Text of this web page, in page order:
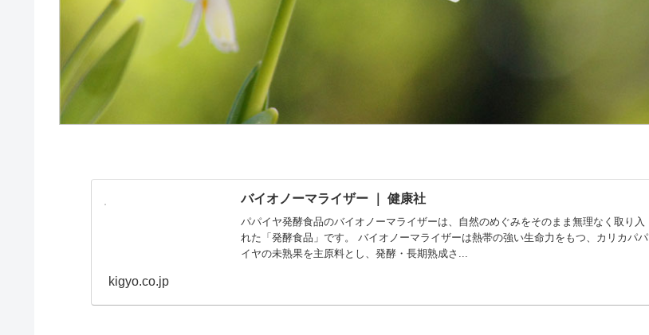
バイオノーマライザー ｜ 健康社
パパイヤ発酵食品のバイオノーマライザーは、自然のめぐみをそのまま無理なく取り入
れた「発酵食品」です。 バイオノーマライザーは熱帯の強い生命力をもつ、カリカパパ
イヤの未熟果を主原料とし、発酵・長期熟成さ...
kigyo.co.jp